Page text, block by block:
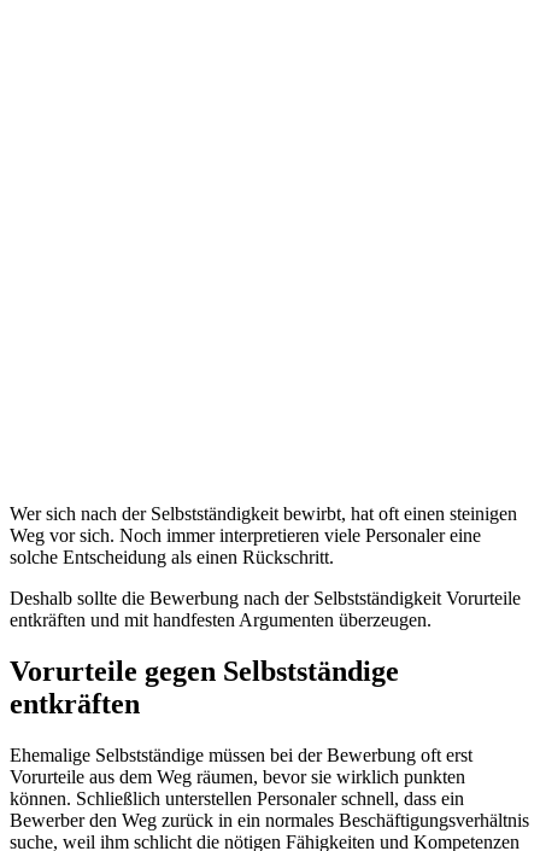
Wer sich nach der Selbstständigkeit bewirbt, hat oft einen steinigen
Weg vor sich. Noch immer interpretieren viele Personaler eine
solche Entscheidung als einen Rückschritt.
Deshalb sollte die Bewerbung nach der Selbstständigkeit Vorurteile
entkräften und mit handfesten Argumenten überzeugen.
Vorurteile gegen Selbstständige
entkräften
Ehemalige Selbstständige müssen bei der Bewerbung oft erst
Vorurteile aus dem Weg räumen, bevor sie wirklich punkten
können. Schließlich unterstellen Personaler schnell, dass ein
Bewerber den Weg zurück in ein normales Beschäftigungsverhältnis
suche, weil ihm schlicht die nötigen Fähigkeiten und Kompetenzen